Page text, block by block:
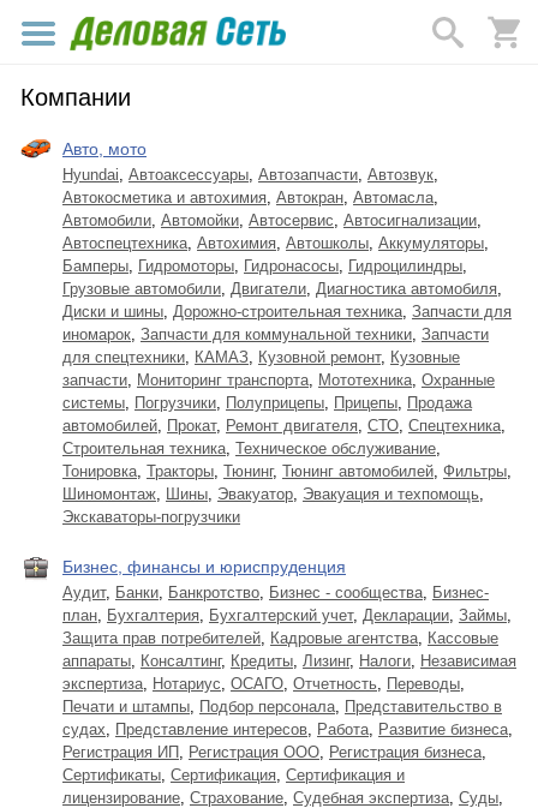
Компании
Авто, мото
Hyundai, Автоаксессуары, Автозапчасти, Автозвук,
Автокосметика и автохимия, Автокран, Автомасла,
Автомобили, Автомойки, Автосервис, Автосигнализации,
Автоспецтехника, Автохимия, Автошколы, Аккумуляторы,
Бамперы, Гидромоторы, Гидронасосы, Гидроцилиндры,
Грузовые автомобили, Двигатели, Диагностика автомобиля,
Диски и шины, Дорожно-строительная техника, Запчасти для
иномарок, Запчасти для коммунальной техники, Запчасти
для спецтехники, КАМАЗ, Кузовной ремонт, Кузовные
запчасти, Мониторинг транспорта, Мототехника, Охранные
системы, Погрузчики, Полуприцепы, Прицепы, Продажа
автомобилей, Прокат, Ремонт двигателя, СТО, Спецтехника,
Строительная техника, Техническое обслуживание,
Тонировка, Тракторы, Тюнинг, Тюнинг автомобилей, Фильтры,
Шиномонтаж, Шины, Эвакуатор, Эвакуация и техпомощь,
Экскаваторы-погрузчики
Бизнес, финансы и юриспруденция
Аудит, Банки, Банкротство, Бизнес - сообщества, Бизнес-
план, Бухгалтерия, Бухгалтерский учет, Декларации, Займы,
Защита прав потребителей, Кадровые агентства, Кассовые
аппараты, Консалтинг, Кредиты, Лизинг, Налоги, Независимая
экспертиза, Нотариус, ОСАГО, Отчетность, Переводы,
Печати и штампы, Подбор персонала, Представительство в
судах, Представление интересов, Работа, Развитие бизнеса,
Регистрация ИП , Регистрация ООО, Регистрация бизнеса,
Сертификаты, Сертификация, Сертификация и
лицензирование, Страхование, Судебная экспертиза, Суды,